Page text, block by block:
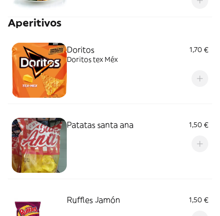
Aperitivos
Doritos
1,70 €
Doritos tex Méx
Patatas santa ana 1,50 €
Ruffles Jamón 1,50 €